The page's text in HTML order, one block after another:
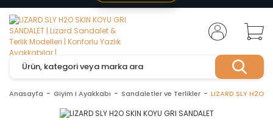
Anasayfa Giyim I Ayakkabı Sandaletler ve Terlikler LIZARD SLY H2O